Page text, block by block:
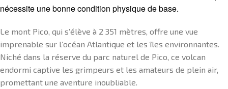
nécessite une bonne condition physique de base.
Le mont Pico, qui s’élève à 2 351 mètres, offre une vue
imprenable sur l’océan Atlantique et les îles environnantes.
Niché dans la réserve du parc naturel de Pico, ce volcan
endormi captive les grimpeurs et les amateurs de plein air,
promettant une aventure inoubliable.